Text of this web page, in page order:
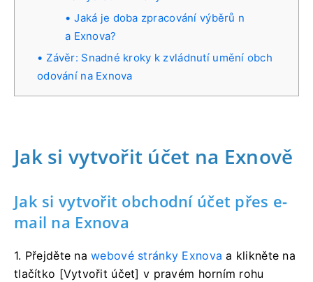
Jaká je doba zpracování výběrů n
a Exnova?
Závěr: Snadné kroky k zvládnutí umění obch
odování na Exnova
Jak si vytvořit účet na Exnově
Jak si vytvořit obchodní účet přes e-
mail na Exnova
1. Přejděte nawebové stránky Exnova a klikněte na
tlačítko [Vytvořit účet] v pravém horním rohu